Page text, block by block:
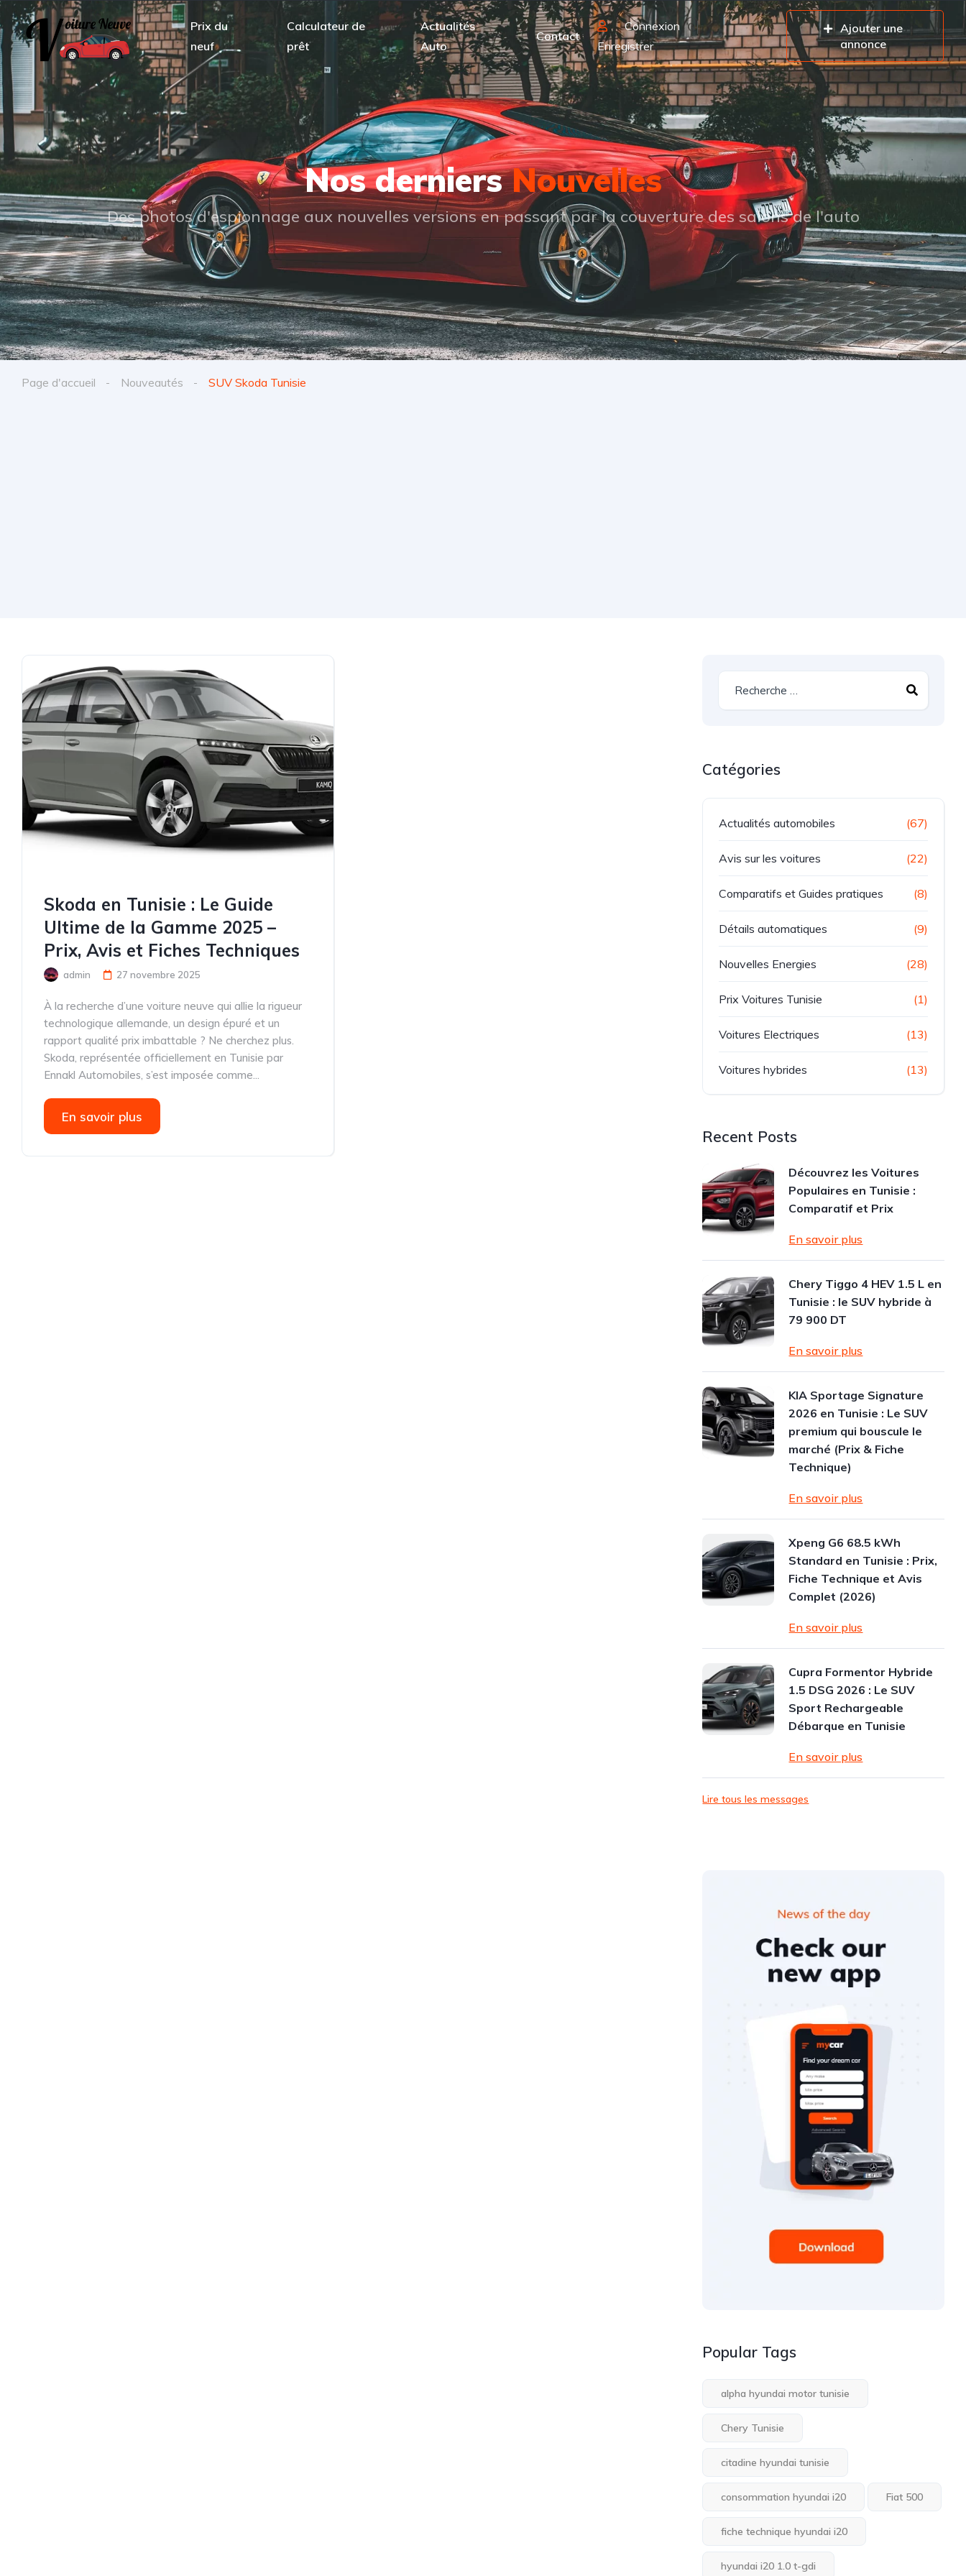
Prix du
neuf
Calculateur de
prêt
Actualités
Auto
Contact
Connexion
Enregistrer
Ajouter une
annonce
Nos derniersNouvelles
Des photos d'espionnage aux nouvelles versions en passant par la couverture des salons de l'auto
Page d'accueil Nouveautés SUV Skoda Tunisie
Skoda en Tunisie : Le Guide
Ultime de la Gamme 2025 –
Prix, Avis et Fiches Techniques
admin 27 novembre 2025
À la recherche d’une voiture neuve qui allie la rigueur
technologique allemande, un design épuré et un
rapport qualité prix imbattable ? Ne cherchez plus.
Skoda, représentée officiellement en Tunisie par
Ennakl Automobiles, s’est imposée comme...
En savoir plus
Catégories
Actualités automobiles (67)
Avis sur les voitures (22)
Comparatifs et Guides pratiques (8)
Détails automatiques (9)
Nouvelles Energies (28)
Prix Voitures Tunisie (1)
Voitures Electriques (13)
Voitures hybrides (13)
Recent Posts
Découvrez les Voitures
Populaires en Tunisie :
Comparatif et Prix
En savoir plus
Chery Tiggo 4 HEV 1.5 L en
Tunisie : le SUV hybride à
79 900 DT
En savoir plus
KIA Sportage Signature
2026 en Tunisie : Le SUV
premium qui bouscule le
marché (Prix & Fiche
Technique)
En savoir plus
Xpeng G6 68.5 kWh
Standard en Tunisie : Prix,
Fiche Technique et Avis
Complet (2026)
En savoir plus
Cupra Formentor Hybride
1.5 DSG 2026 : Le SUV
Sport Rechargeable
Débarque en Tunisie
En savoir plus
Lire tous les messages
Popular Tags
alpha hyundai motor tunisie
Chery Tunisie
citadine hyundai tunisie
consommation hyundai i20 Fiat 500
fiche technique hyundai i20
hyundai i20 1.0 t-gdi